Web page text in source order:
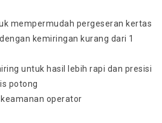
mempermudah pergeseran kertas
kemiringan kurang dari 1
untuk hasil lebih rapi dan presisi
potong
operator